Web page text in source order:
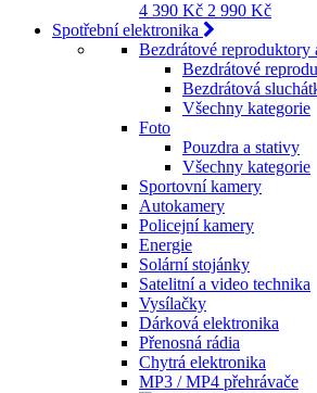
4 390 Kč 2 990 Kč
Spotřební elektronika
Bezdrátové reproduktory
Bezdrátové
Bezdrátová
Všechny kategorie
Foto
Pouzdra a stativy
Všechny kategorie
Sportovní kamery
Autokamery
Policejní kamery
Energie
Solární stojánky
Satelitní a video technika
Vysílačky
Dárková elektronika
Přenosná rádia
Chytrá elektronika
MP3 / MP4 přehrávače